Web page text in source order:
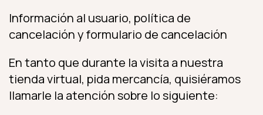
Información al usuario, política de
cancelación y formulario de cancelación
En tanto que durante la visita a nuestra
tienda virtual, pida mercancía, quisiéramos
llamarle la atención sobre lo siguiente: